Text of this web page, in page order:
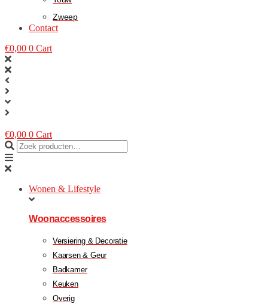
Zweep
Contact
€0,00 0 Cart
€0,00 0 Cart
Wonen & Lifestyle
Woonaccessoires
Versiering & Decoratie
Kaarsen & Geur
Badkamer
Keuken
Overig